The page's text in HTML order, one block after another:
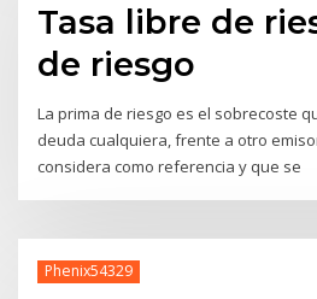
Tasa libre de
de riesgo
La prima de riesgo es el sobrecoste
deuda cualquiera, frente a otro
considera como referencia y que se
Phenix54329